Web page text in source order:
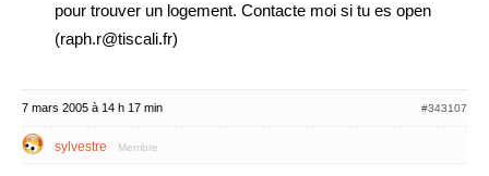
pour trouver un logement. Contacte moi si tu es open
(raph.r@tiscali.fr)
7 mars 2005 à 14 h 17 min #343107
sylvestre Membre